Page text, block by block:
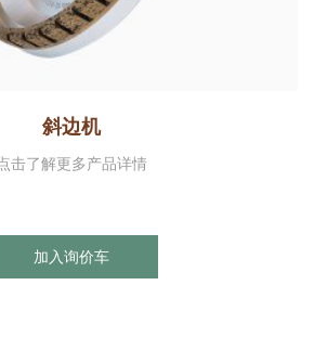
斜边机
击了解更多产品详情
加入询价车